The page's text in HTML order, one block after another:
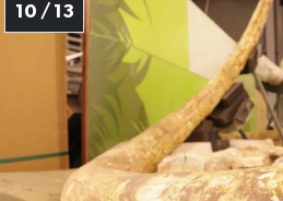
10 / 13